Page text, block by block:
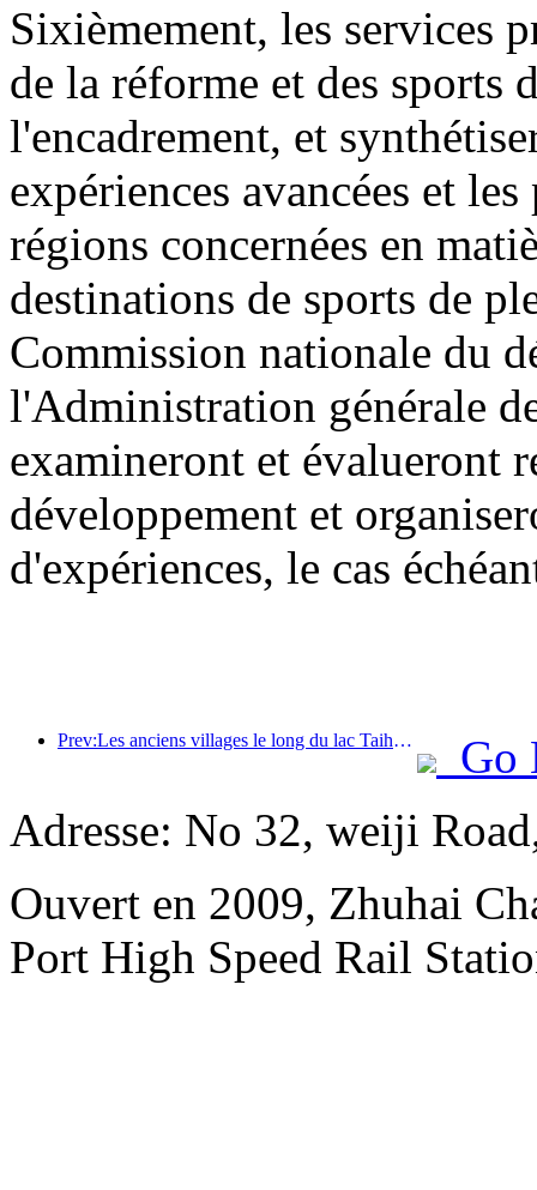
Sixièmement, les services
de la réforme et des
l'encadrement, et
expériences avancées et
régions concernées en
destinations de sports de
Commission nationale du
l'Administration générale
examineront et évalueront
développement et
d'expériences, le cas
Prev:Les anciens villages le long du lac Taihu à Huzhou, dans la province du Zhejiang, ont commencé à être rénovés et modernisés, avec un investissement de près d'un milliard de yuans.
Go
Adresse: No 32, weiji
Ouvert en 2009, Zhuhai
Port High Speed Rail